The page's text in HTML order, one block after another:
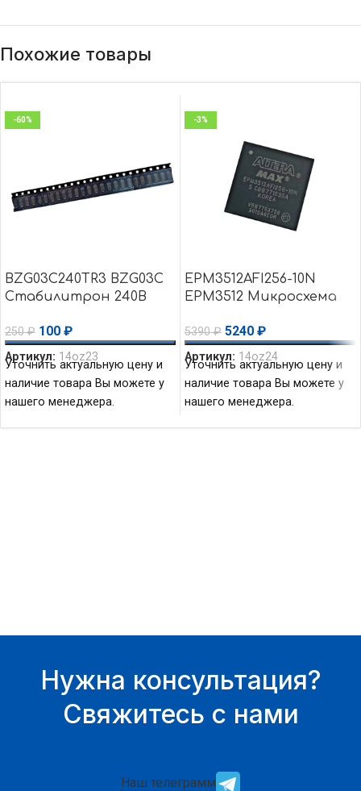
Похожие товары
-60%
BZG03C240TR3 BZG03C
Стабилитрон 240В
250₽ 100 ₽
Артикул: 14oz23
Уточнить актуальную цену и
наличие товара Вы можете у
нашего менеджера.
-3%
EPM3512AFI256-10N
EPM3512 Микросхема
3000A 512 Macro Altera
5390₽ 5240 ₽
Артикул: 14oz24
Уточнить актуальную цену и
наличие товара Вы можете у
нашего менеджера.
Нужна консультация?
Свяжитесь с нами
Наш телеграмм